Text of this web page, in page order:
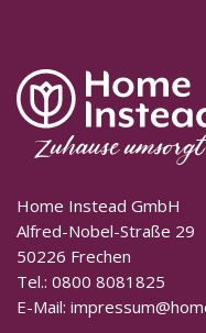
Home Instead GmbH
Alfred-Nobel-Straße 29
50226 Frechen
Tel.: 0800 8081825
E-Mail: